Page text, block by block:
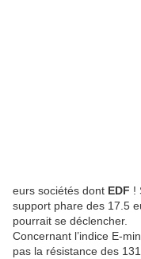
eurs sociétés dont EDF !
support phare des 17.5
pourrait se déclencher.
Concernant l’indice E-
pas la résistance des